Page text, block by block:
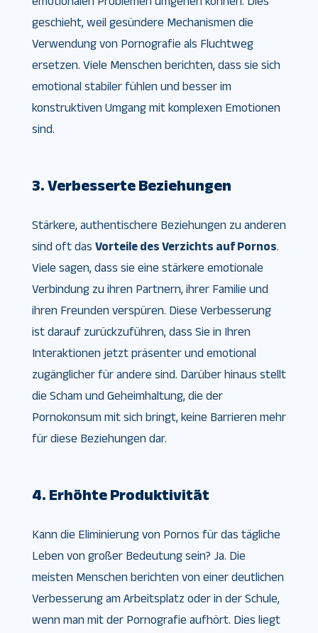
geschieht, weil gesündere Mechanismen die
Verwendung von Pornografie als Fluchtweg
ersetzen. Viele Menschen berichten, dass sie sich
emotional stabiler fühlen und besser im
konstruktiven Umgang mit komplexen Emotionen
sind.
3. Verbesserte Beziehungen
Stärkere, authentischere Beziehungen zu anderen
sind oft das Vorteile des Verzichts auf Pornos.
Viele sagen, dass sie eine stärkere emotionale
Verbindung zu ihren Partnern, ihrer Familie und
ihren Freunden verspüren. Diese Verbesserung
ist darauf zurückzuführen, dass Sie in Ihren
Interaktionen jetzt präsenter und emotional
zugänglicher für andere sind. Darüber hinaus stellt
die Scham und Geheimhaltung, die der
Pornokonsum mit sich bringt, keine Barrieren mehr
für diese Beziehungen dar.
4. Erhöhte Produktivität
Kann die Eliminierung von Pornos für das tägliche
Leben von großer Bedeutung sein? Ja. Die
meisten Menschen berichten von einer deutlichen
Verbesserung am Arbeitsplatz oder in der Schule,
wenn man mit der Pornografie aufhört. Dies liegt